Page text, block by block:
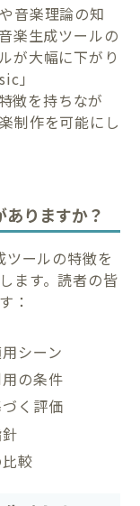
音楽理論の知
楽生成ツールの
が大幅に下がり
」
徴を持ちなが
制作を可能にし
りますか？
ツールの特徴を
ます。読者の皆
：
シーン
の条件
く評価
較